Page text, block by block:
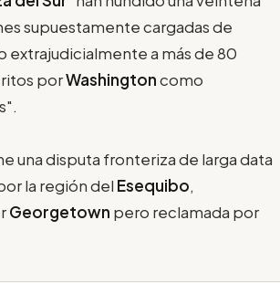
supuestamente cargadas de
extrajudicialmente a más de 80
porWashingtoncomo
una disputa fronteriza de larga data
la región del Esequibo,
Georgetown pero reclamada por